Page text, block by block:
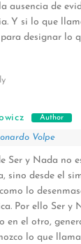
ausencia de
Y si lo que
designar lo
Author
Volpe
Ser y Nada no
sino desde el
lo
Por ello Ser y
en el otro,
lo que